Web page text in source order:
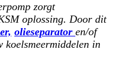
zorgt
oplossing. Door dit
olieseparator en/of
koelsmeermiddelen in